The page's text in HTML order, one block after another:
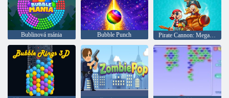
Bublinová mánia Bubble Punch Pirate Cannon: Mega Battle